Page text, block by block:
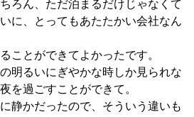
ろん、ただ泊まるだけじゃなくて
に、とってもあたたかい会社なん
ことができてよかったです。
明るいにぎやかな時しか見られな
を過ごすことができて。
静かだったので、そういう違いも